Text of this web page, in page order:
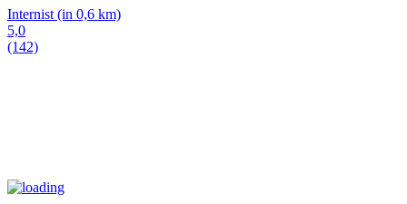
Internist (in 0,6 km)
5,0
(142)